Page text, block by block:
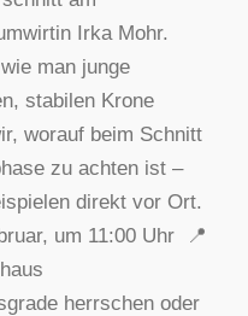
Irka Mohr.
man junge
stabilen Krone
worauf beim Schnitt
zu achten ist –
direkt vor Ort.
um 11:00 Uhr 📍
herrschen oder